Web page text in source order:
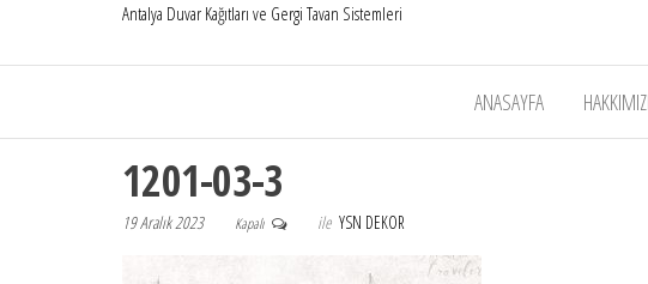
Antalya Duvar Kağıtları ve Gergi Tavan Sistemleri
ANASAYFA
1201-03-3
19 Aralık 2023 Kapalı ile YSN DEKOR